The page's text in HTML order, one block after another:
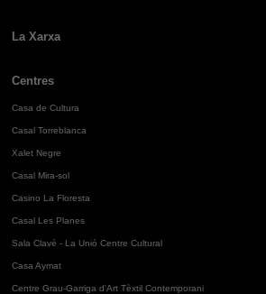
La Xarxa
Centres
Casa de Cultura
Casal Torreblanca
Xalet Negre
Casal Mira-sol
Casino La Floresta
Casal Les Planes
Sala Clavé - La Unió Centre Cultural
Casa Aymat
Centre Grau-Garriga d'Art Tèxtil Contemporani